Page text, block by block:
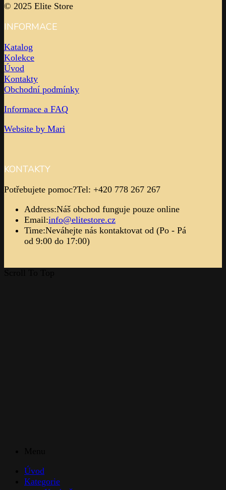
© 2025 Elite Store
INFORMACE
Katalog
Kolekce
Úvod
Kontakty
Obchodní podmínky
Informace a FAQ
Website by Mari
KONTAKTY
Potřebujete pomoc?Tel: +420 778 267 267
Address:Náš obchod funguje pouze online
Email:info@elitestore.cz
Time:Neváhejte nás kontaktovat od (Po - Pá
od 9:00 do 17:00)
Úvod
Kategorie